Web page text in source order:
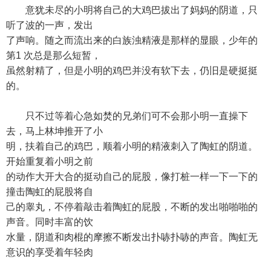
意犹未尽的小明将自己的大鸡巴拔出了妈妈的阴道，只
听了波的一声，发出
了声响。随之而流出来的白族浊精液是那样的显眼，少年的
第1 次总是那么短暂，
虽然射精了，但是小明的鸡巴并没有软下去，仍旧是硬挺挺
的。
只不过等着心急如焚的兄弟们可不会那小明一直操下
去，马上林坤推开了小
明，扶着自己的鸡巴，顺着小明的精液刺入了陶虹的阴道。
开始重复着小明之前
的动作大开大合的挺动自己的屁股，像打桩一样一下一下的
撞击陶虹的屁股将自
己的睾丸，不停着敲击着陶虹的屁股，不断的发出啪啪啪的
声音。同时丰富的饮
水量，阴道和肉棍的摩擦不断发出扑哧扑哧的声音。陶虹无
意识的享受着年轻肉